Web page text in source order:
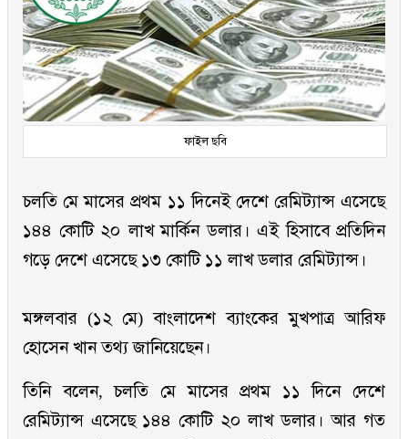
ফাইল ছবি
চলতি মে মাসের প্রথম ১১ দিনেই দেশে রেমিট্যান্স এসেছে
১৪৪ কোটি ২০ লাখ মার্কিন ডলার। এই হিসাবে প্রতিদিন
গড়ে দেশে এসেছে ১৩ কোটি ১১ লাখ ডলার রেমিট্যান্স।
মঙ্গলবার (১২ মে) বাংলাদেশ ব্যাংকের মুখপাত্র আরিফ
হোসেন খান তথ্য জানিয়েছেন।
তিনি বলেন, চলতি মে মাসের প্রথম ১১ দিনে দেশে
রেমিট্যান্স এসেছে ১৪৪ কোটি ২০ লাখ ডলার। আর গত